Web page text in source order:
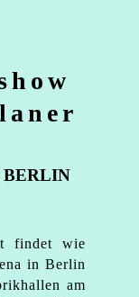
BERLIN
findet wie
in Berlin
am